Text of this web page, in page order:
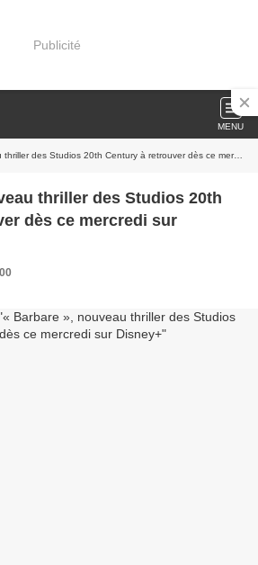
Publicité
MENU
des Studios 20th Century à retrouver dès ce mercredi sur Disney+
thriller des Studios 20th
dès ce mercredi sur